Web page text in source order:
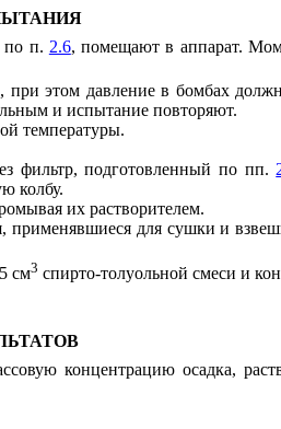
по п. 2.6, помещают в аппарат.
при этом давление в бомбах
и испытание повторяют.
температуры.
фильтр, подготовленный по пп.
колбу.
их растворителем.
для сушки и
см3 спирто-толуольной смеси и
концентрацию осадка,